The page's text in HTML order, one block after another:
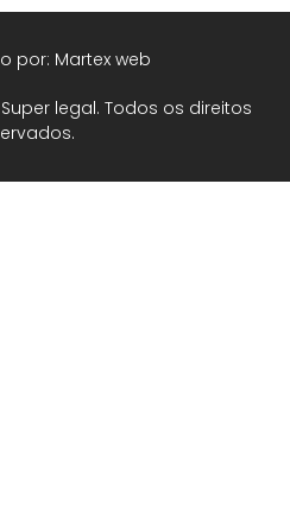
legal. Todos os direitos
por: Martex web